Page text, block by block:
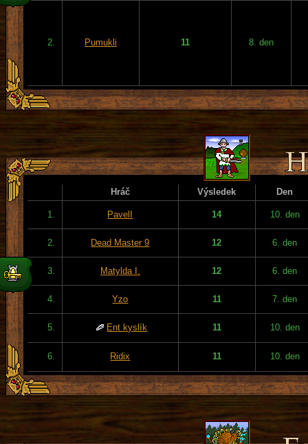
2. Pumukli 11 8. den
Hráč Výsledek Den
1. PavelI 14 10. den
2. Dead Master 9 12 6. den
3. Matylda I. 12 6. den
4. Yzo 11 7. den
5. Ent kyslík 11 10. den
6. Ridix 11 10. den